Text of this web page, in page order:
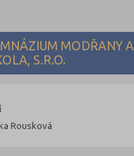
MODŘANY A
S.R.O.
Rousková